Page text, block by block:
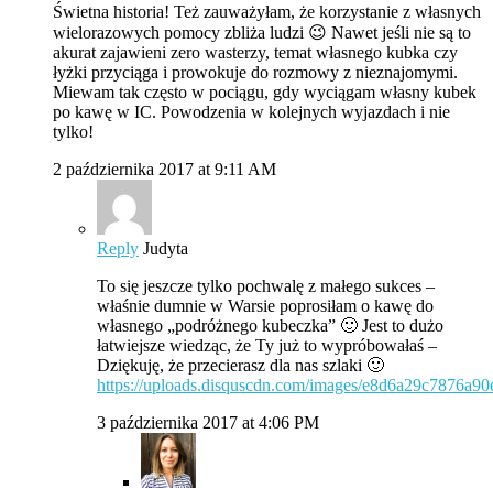
Świetna historia! Też zauważyłam, że korzystanie z własnych
wielorazowych pomocy zbliża ludzi 😉 Nawet jeśli nie są to
akurat zajawieni zero wasterzy, temat własnego kubka czy
łyżki przyciąga i prowokuje do rozmowy z nieznajomymi.
Miewam tak często w pociągu, gdy wyciągam własny kubek
po kawę w IC. Powodzenia w kolejnych wyjazdach i nie
tylko!
2 października 2017 at 9:11 AM
Reply Judyta
To się jeszcze tylko pochwalę z małego sukces –
właśnie dumnie w Warsie poprosiłam o kawę do
własnego „podróżnego kubeczka” 🙂 Jest to dużo
łatwiejsze wiedząc, że Ty już to wypróbowałaś –
Dziękuję, że przecierasz dla nas szlaki 🙂
https://uploads.disquscdn.com/images/
3 października 2017 at 4:06 PM